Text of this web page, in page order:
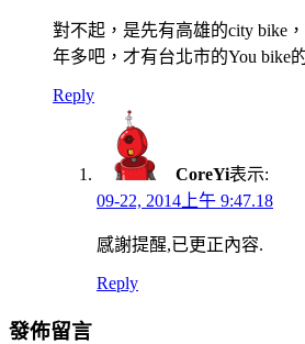
對不起，是先有高雄的city bike
年多吧，才有台北市的You bike
Reply
CoreYi表示:
09-22, 2014上午 9:47.18
感謝提醒,已更正內容.
Reply
發佈留言